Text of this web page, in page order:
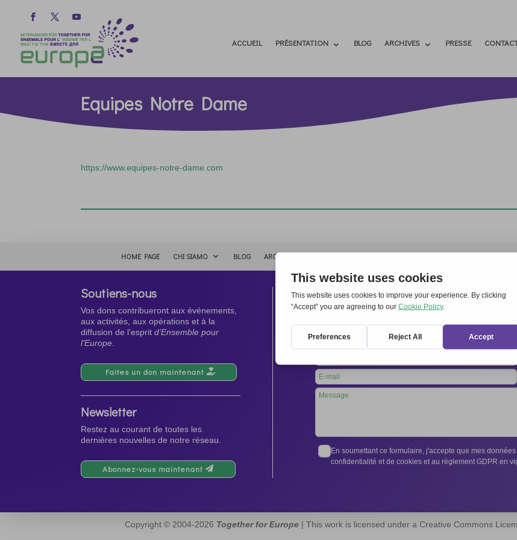
ACCUEIL PRÉSENTATION BLOG ARCHIVES PRESSE
Equipes Notre Dame
https://www.equipes-notre-dame.com
HOME PAGE CHI SIAMO BLOG ARCHIVIO
Soutiens-nous
Vos dons contribueront aux événements,
aux activités, aux opérations et à la
diffusion de l’espritd’Ensemble pour
l’Europe.
Faites un don maintenant
Newsletter
Restez au courant de toutes les
dernières nouvelles de notre réseau.
Abonnez-vous maintenant
Contacts
Secrétariat international:
Tél. +39 06 94798302
this
field
blank
En soumettant ce formulaire, j'accepte que mes
confidentialité et de cookies et au règlement GDPR en
Copyright © 2004-2026 Together for Europe | This work is licensed under a Creative Commons